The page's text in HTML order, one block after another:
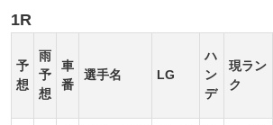
1R
予
想
雨
予
想
車
番
選手名 LG
ハ
ン
デ
現ラン
ク